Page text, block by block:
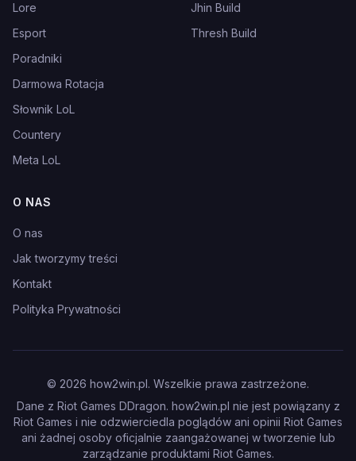
Lore
Esport
Poradniki
Darmowa Rotacja
Słownik LoL
Countery
Meta LoL
Jhin Build
Thresh Build
O NAS
O nas
Jak tworzymy treści
Kontakt
Polityka Prywatności
© 2026 how2win.pl. Wszelkie prawa zastrzeżone.
Dane z Riot Games DDragon. how2win.pl nie jest powiązany z
Riot Games i nie odzwierciedla poglądów ani opinii Riot Games
ani żadnej osoby oficjalnie zaangażowanej w tworzenie lub
zarządzanie produktami Riot Games.